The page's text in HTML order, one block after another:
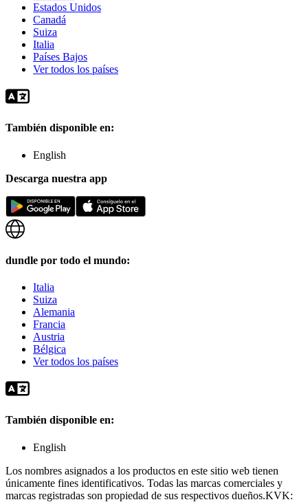
Estados Unidos
Canadá
Suiza
Italia
Países Bajos
Ver todos los países
También disponible en:
English
Descarga nuestra app
dundle por todo el mundo:
Italia
Suiza
Alemania
Francia
Austria
Bélgica
Ver todos los países
También disponible en:
English
Los nombres asignados a los productos en este sitio web tienen
únicamente fines identificativos. Todas las marcas comerciales y
marcas registradas son propiedad de sus respectivos dueños.KVK: